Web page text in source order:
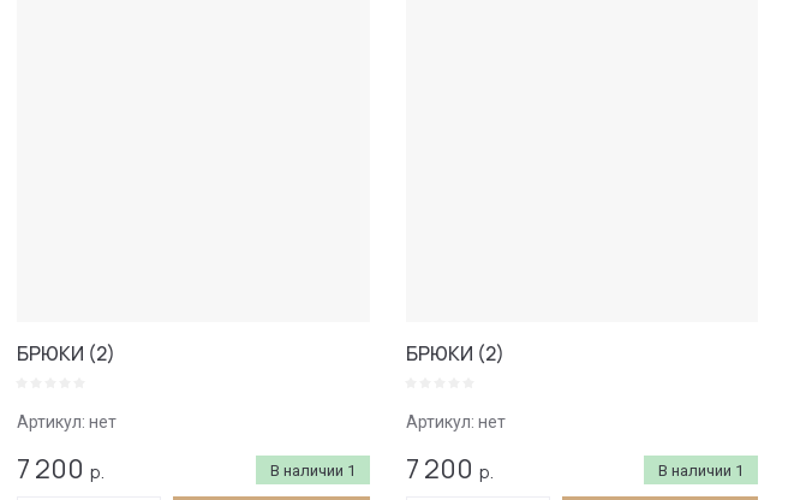
БРЮКИ (2)
Артикул: нет
В наличии 1
7 200 р.
БРЮКИ (2)
Артикул: нет
В наличии 1
7 200 р.